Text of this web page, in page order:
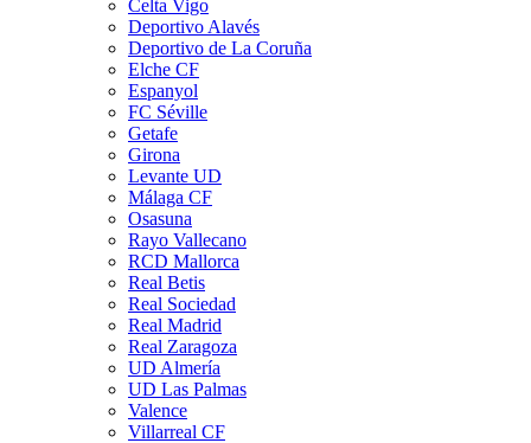
Celta Vigo
Deportivo Alavés
Deportivo de La Coruña
Elche CF
Espanyol
FC Séville
Getafe
Girona
Levante UD
Málaga CF
Osasuna
Rayo Vallecano
RCD Mallorca
Real Betis
Real Sociedad
Real Madrid
Real Zaragoza
UD Almería
UD Las Palmas
Valence
Villarreal CF